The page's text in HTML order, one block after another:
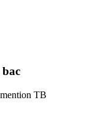
bac
TB